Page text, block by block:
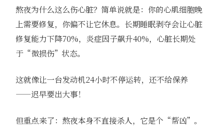
熬夜为什么这么伤心脏？简单说就是：你的心肌细胞晚
上需要修复，你偏不让它休息。长期睡眠剥夺会让心脏
修复能力下降70%，炎症因子飙升40%，心脏长期处
于“微损伤”状态。
这就像让一台发动机24小时不停运转，还不给保养
——迟早要出大事！
但重点来了：熬夜本身不直接杀人，它是个“帮凶”。